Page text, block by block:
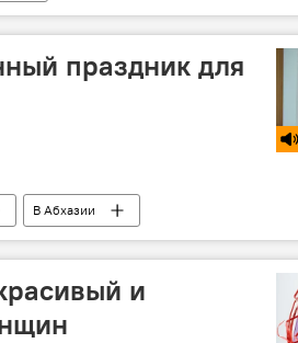
праздник для
В Абхазии
и